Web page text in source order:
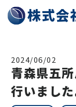
株式会
2024/06/02
青森県五
行いました